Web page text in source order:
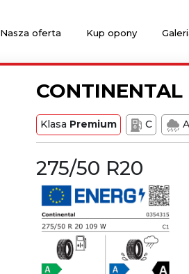
Nasza oferta Kup opony
Klasa Premium C A
275/50 R20